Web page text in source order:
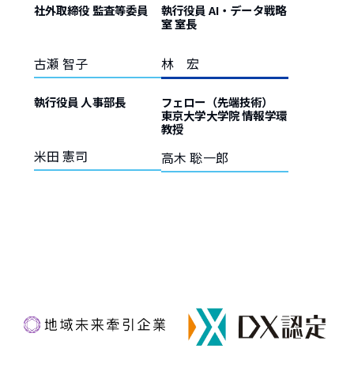
社外取締役 監査等委員
古瀬 智子
執行役員 AI・データ戦略
室 室長
林 宏
執行役員 人事部長
米田 憲司
フェロー（先端技術）
東京大学大学院 情報学環
教授
高木 聡一郎